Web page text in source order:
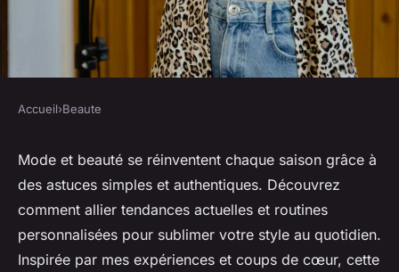
Blog mode et beauté :
révélations pour un style
irrésistible
Éléna•19 septembre 2025•5 min de lecture
Accueil›Beaute
Mode et beauté se réinventent chaque saison grâce à
des astuces simples et authentiques. Découvrez
comment allier tendances actuelles et routines
personnalisées pour sublimer votre style au quotidien.
Inspirée par mes expériences et coups de cœur, cette